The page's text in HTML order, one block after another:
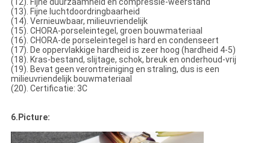
(12). Fijne duurzaamheid en compressie-weerstand
(13). Fijne luchtdoordringbaarheid
(14). Vernieuwbaar, milieuvriendelijk
(15). CHORA-porseleintegel, groen bouwmateriaal
(16). CHORA-de porseleintegel is hard en condenseert
(17). De oppervlakkige hardheid is zeer hoog (hardheid 4-5)
(18). Kras-bestand, slijtage, schok, breuk en onderhoud-vrij
(19). Bevat geen verontreiniging en straling, dus is een
milieuvriendelijk bouwmateriaal
(20). Certificatie: 3C
6.Picture: